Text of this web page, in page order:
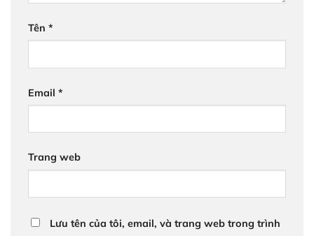
Tên *
Email *
Trang web
Lưu tên của tôi, email, và trang web trong trình